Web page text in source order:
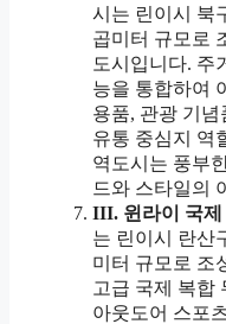
시는 린이시 북
곱미터 규모로
도시입니다. 주
능을 통합하여
용품, 관광 기념
유통 중심지 역
역도시는 풍부
드와 스타일의
III. 윈라이 국제
는 린이시 란산
미터 규모로 조
고급 국제 복합
아웃도어 스포